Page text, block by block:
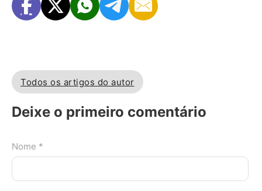
Todos os artigos do autor
Deixe o primeiro comentário
Nome *